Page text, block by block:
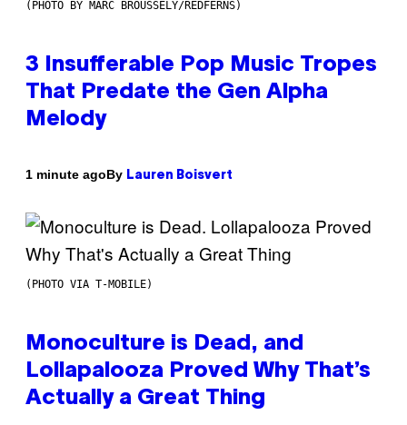
(PHOTO BY MARC BROUSSELY/REDFERNS)
3 Insufferable Pop Music Tropes
That Predate the Gen Alpha
Melody
1 minute agoBy Lauren Boisvert
(PHOTO VIA T-MOBILE)
Monoculture is Dead, and
Lollapalooza Proved Why That’s
Actually a Great Thing